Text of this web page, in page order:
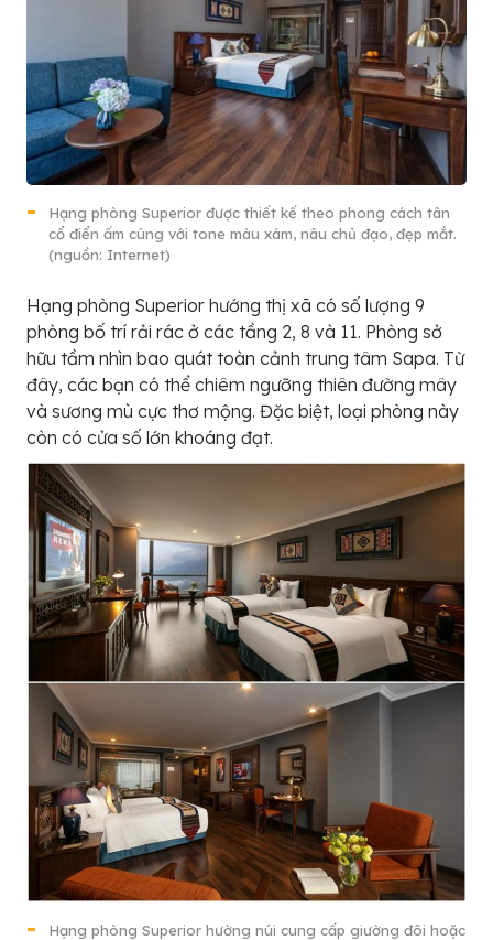
Hạng phòng Superior được thiết kế theo phong cách tân
cổ điển ấm cúng với tone màu xám, nâu chủ đạo, đẹp mắt.
(nguồn: Internet)
Hạng phòng Superior hướng thị xã có số lượng 9
phòng bố trí rải rác ở các tầng 2, 8 và 11. Phòng sở
hữu tầm nhìn bao quát toàn cảnh trung tâm Sapa. Từ
đây, các bạn có thể chiêm ngưỡng thiên đường mây
và sương mù cực thơ mộng. Đặc biệt, loại phòng này
còn có cửa số lớn khoáng đạt.
Hạng phòng Superior hường núi cung cấp giường đôi hoặc